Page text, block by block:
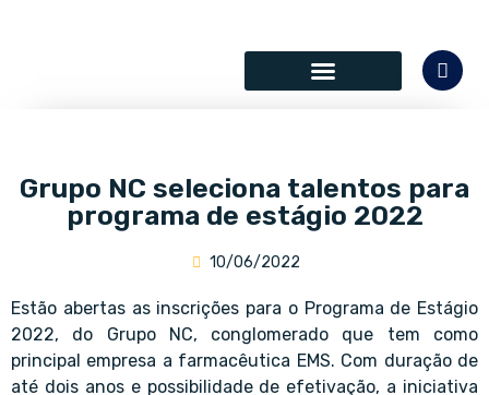
Grupo NC seleciona talentos para
programa de estágio 2022
10/06/2022
Estão abertas as inscrições para o Programa de Estágio
2022, do Grupo NC, conglomerado que tem como
principal empresa a farmacêutica EMS. Com duração de
até dois anos e possibilidade de efetivação, a iniciativa